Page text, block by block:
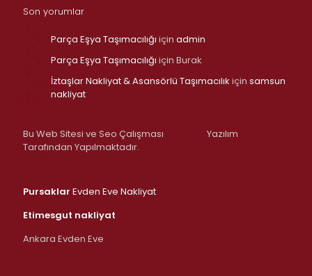
Son yorumlar
Parça Eşya Taşımacılığı için admin
Parça Eşya Taşımacılığı için Burak
İztaşlar Nakliyat & Asansörlü Taşımacılık için samsun
nakliyat
Bu Web Sitesi ve Seo Çalışması
Yazılım
Tarafından Yapılmaktadır.
Pursaklar Evden Eve Nakliyat
Etimesgut nakliyat
Ankara Evden Eve